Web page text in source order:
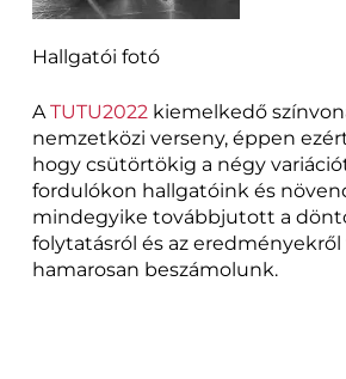
Hallgatói fotó
ATUTU2022kiemelkedő
nemzetközi verseny, éppen
hogy csütörtökig a négy
fordulókon hallgatóink és
mindegyike továbbjutott a
folytatásról és az
hamarosan beszámolunk.